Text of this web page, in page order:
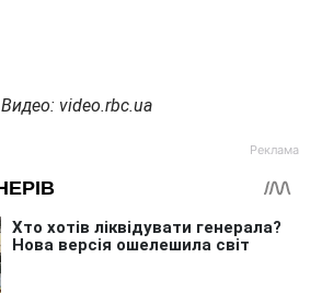
Видео: video.rbc.ua